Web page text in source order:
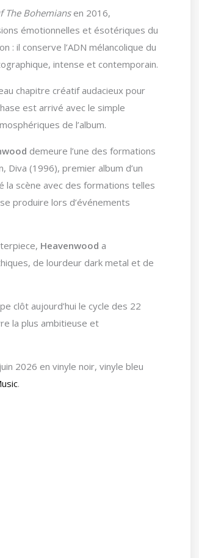
The Bohemiansen 2016,
émotionnelles et ésotériques du
: il conserve l’ADN mélancolique du
intense et contemporain.
chapitre créatif audacieux pour
est arrivé avec le simple
de l’album.
demeure l’une des formations
(1996), premier album d’un
la scène avec des formations telles
produire lors d’événements
Heavenwood a
de lourdeur dark metal et de
clôt aujourd’hui le cycle des 22
la plus ambitieuse et
2026 en vinyle noir, vinyle bleu
.